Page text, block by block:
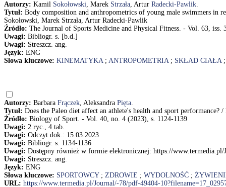
Autorzy: Kamil Sokołowski, Marek Strzała, Artur Radecki-Pawlik.
Tytuł: Body composition and anthropometrics of young male swimmers in
Sokołowski, Marek Strzała, Artur Radecki-Pawlik
Źródło: The Journal of Sports Medicine and Physical Fitness. - Vol. 63, iss.
Uwagi: Bibliogr. s. [b.d.]
Uwagi: Streszcz. ang.
Język: ENG
Słowa kluczowe: KINEMATYKA; ANTROPOMETRIA; SKŁAD CIAŁA
Autorzy: Barbara Frączek, Aleksandra Pięta.
Tytuł: Does the Paleo diet affect an athlete's health and sport performance?
Źródło: Biology of Sport. - Vol. 40, no. 4 (2023), s. 1124-1139
Uwagi: 2 ryc., 4 tab.
Uwagi: Odczyt dok.: 15.03.2023
Uwagi: Bibliogr. s. 1134-1136
Uwagi: Dostępny również w formie elektronicznej: https://
Uwagi: Streszcz. ang.
Język: ENG
Słowa kluczowe: SPORTOWCY; ZDROWIE ; WYDOLNOŚĆ ;
URL: https://www.termedia.pl/Journal/-78/pdf-49404-